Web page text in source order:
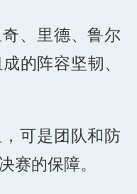
、里德、鲁尔
的阵容坚韧、
可是团队和防
赛的保障。